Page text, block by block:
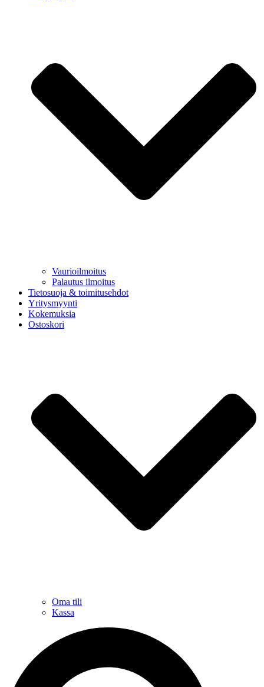
Vaurioilmoitus
Palautus ilmoitus
Tietosuoja & toimitusehdot
Yritysmyynti
Kokemuksia
Ostoskori
Oma tili
Kassa